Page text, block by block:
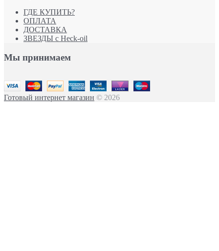
ГДЕ КУПИТЬ?
ОПЛАТА
ДОСТАВКА
ЗВЕЗДЫ с Heck-oil
Мы принимаем
Готовый интернет магазин © 2026